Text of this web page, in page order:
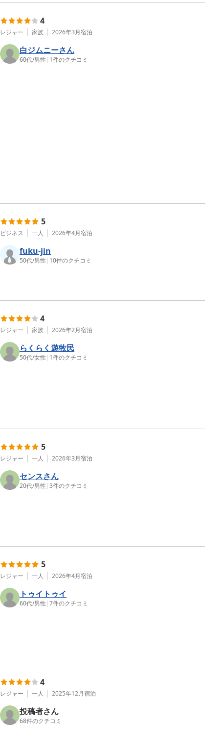
4
レジャー 家族 2026年3月宿泊
白ジムニーさん
60代/男性 | 1件のクチコミ
5
ビジネス 一人 2026年4月宿泊
fuku-jin
50代/男性 | 10件のクチコミ
4
レジャー 家族 2026年2月宿泊
らくらく遊牧民
50代/女性 | 1件のクチコミ
5
レジャー 一人 2026年3月宿泊
センスさん
20代/男性 |3件のクチコミ
5
レジャー 一人 2026年4月宿泊
トゥイトゥイ
60代/男性 |7件のクチコミ
4
レジャー 一人 2025年12月宿泊
投稿者さん
68件のクチコミ